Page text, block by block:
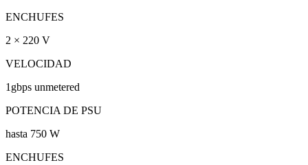
ENCHUFES
2 × 220 V
VELOCIDAD
1gbps unmetered
POTENCIA DE PSU
hasta 750 W
ENCHUFES